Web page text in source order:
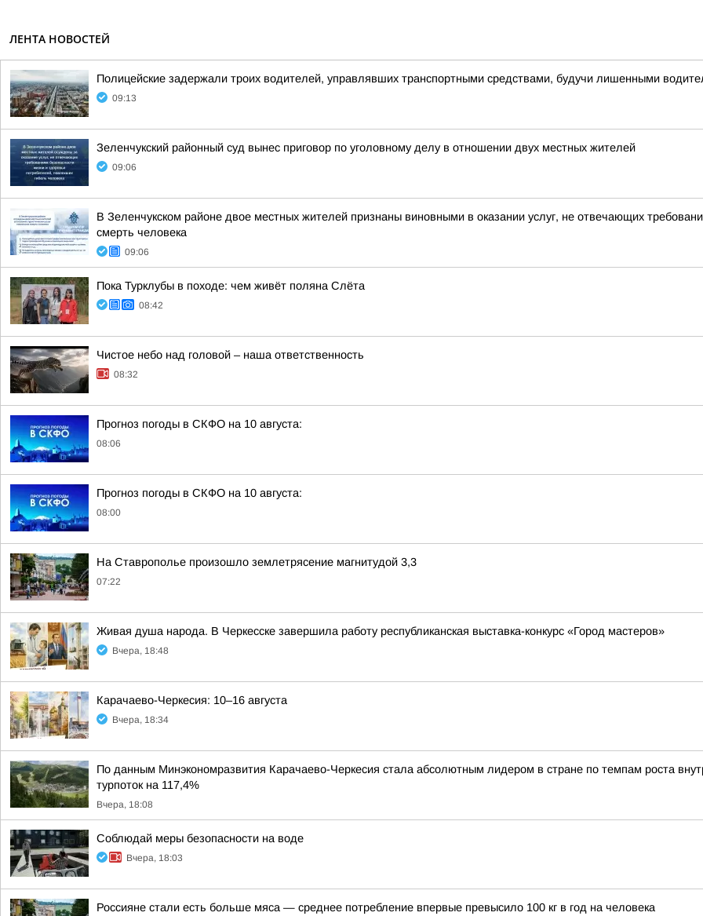
ЛЕНТА НОВОСТЕЙ
Полицейские задержали троих водителей, управлявших транспортными средствами, будучи лишенными
09:13
Зеленчукский районный суд вынес приговор по уголовному делу в отношении двух местных жителей
09:06
В Зеленчукском районе двое местных жителей признаны виновными в оказании услуг, не отвечающих
смерть человека
09:06
Пока Турклубы в походе: чем живёт поляна Слёта
08:42
Чистое небо над головой – наша ответственность
08:32
Прогноз погоды в СКФО на 10 августа:
08:06
Прогноз погоды в СКФО на 10 августа:
08:00
На Ставрополье произошло землетрясение магнитудой 3,3
07:22
Живая душа народа. В Черкесске завершила работу республиканская выставка-конкурс «Город мастеров»
Вчера, 18:48
Карачаево-Черкесия: 10–16 августа
Вчера, 18:34
По данным Минэкономразвития Карачаево-Черкесия стала абсолютным лидером в стране по темпам роста
турпоток на 117,4%
Вчера, 18:08
Соблюдай меры безопасности на воде
Вчера, 18:03
Россияне стали есть больше мяса — среднее потребление впервые превысило 100 кг в год на человека